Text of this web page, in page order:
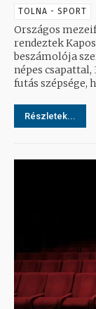
TOLNA - SPORT
Országos
rendeztek
beszámolója
népes csapattal,
futás szépsége,
Részletek...